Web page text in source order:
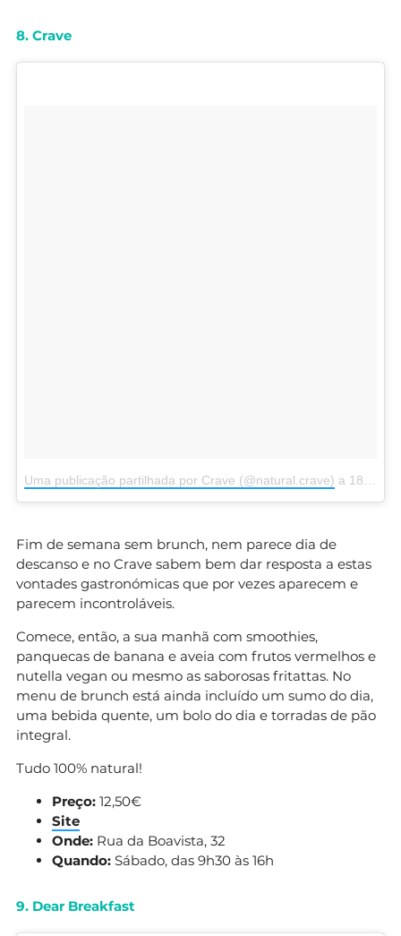
8. Crave
Uma publicação partilhada por Crave (@natural.crave) a 18 de Jul, 2018 às 4:25 PDT
Fim de semana sem brunch, nem parece dia de
descanso e no Crave sabem bem dar resposta a estas
vontades gastronómicas que por vezes aparecem e
parecem incontroláveis.
Comece, então, a sua manhã com smoothies,
panquecas de banana e aveia com frutos vermelhos e
nutella vegan ou mesmo as saborosas fritattas. No
menu de brunch está ainda incluído um sumo do dia,
uma bebida quente, um bolo do dia e torradas de pão
integral.
Tudo 100% natural!
Preço: 12,50€
Site
Onde: Rua da Boavista, 32
Quando: Sábado, das 9h30 às 16h
9. Dear Breakfast